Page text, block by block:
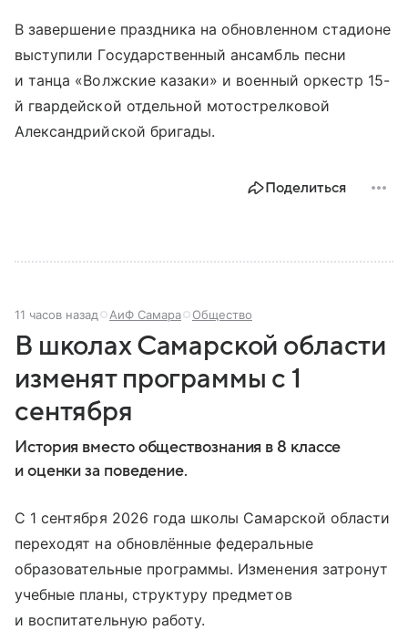
В завершение праздника на обновленном стадионе
выступили Государственный ансамбль песни
и танца «Волжские казаки» и военный оркестр 15-
й гвардейской отдельной мотострелковой
Александрийской бригады.
Поделиться
11 часов назад АиФ Самара Общество
В школах Самарской области
изменят программы с 1
сентября
История вместо обществознания в 8 классе
и оценки за поведение.
С 1 сентября 2026 года школы Самарской области
переходят на обновлённые федеральные
образовательные программы. Изменения затронут
учебные планы, структуру предметов
и воспитательную работу.